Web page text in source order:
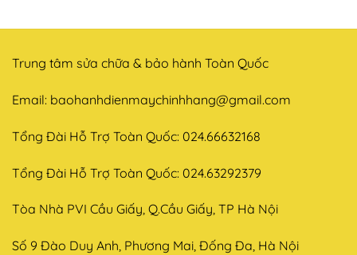
Trung tâm sửa chữa & bảo hành Toàn Quốc
Email: baohanhdienmaychinhhang@gmail.com
Tổng Đài Hỗ Trợ Toàn Quốc: 024.66632168
Tổng Đài Hỗ Trợ Toàn Quốc: 024.63292379
Tòa Nhà PVI Cầu Giấy, Q.Cầu Giấy, TP Hà Nội
Số 9 Đào Duy Anh, Phương Mai, Đống Đa, Hà Nội